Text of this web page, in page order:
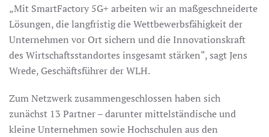
„Mit SmartFactory 5G+ arbeiten wir an maßgeschneiderte
Lösungen, die langfristig die Wettbewerbsfähigkeit der
Unternehmen vor Ort sichern und die Innovationskraft
des Wirtschaftsstandortes insgesamt stärken“, sagt Jens
Wrede, Geschäftsführer der WLH.
Zum Netzwerk zusammengeschlossen haben sich
zunächst 13 Partner – darunter mittelständische und
kleine Unternehmen sowie Hochschulen aus den